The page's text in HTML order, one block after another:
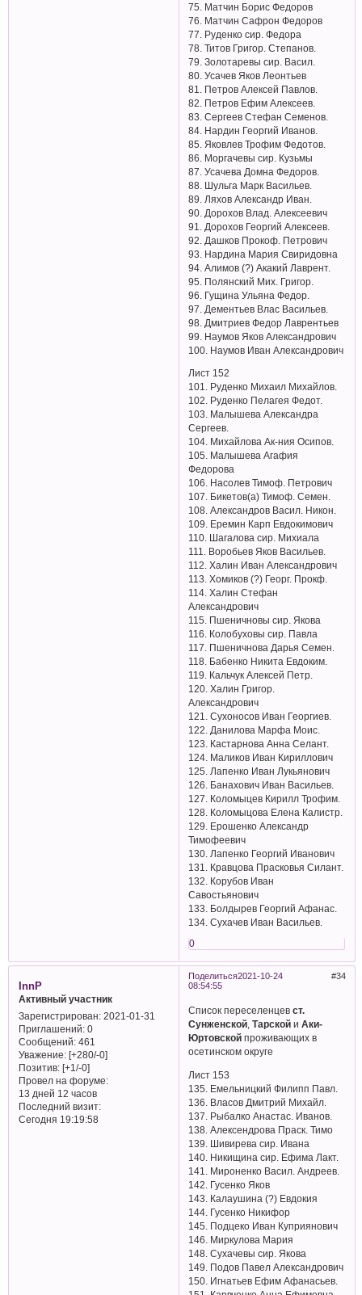
75. Матчин Борис Федоров
76. Матчин Сафрон Федоров
77. Руденко сир. Федора
78. Титов Григор. Степанов.
79. Золотаревы сир. Васил.
80. Усачев Яков Леонтьев
81. Петров Алексей Павлов.
82. Петров Ефим Алексеев.
83. Сергеев Стефан Семенов.
84. Нардин Георгий Иванов.
85. Яковлев Трофим Федотов.
86. Моргачевы сир. Кузьмы
87. Усачева Домна Федоров.
88. Шульга Марк Васильев.
89. Ляхов Александр Иван.
90. Дорохов Влад. Алексеевич
91. Дорохов Георгий Алексеев.
92. Дашков Прокоф. Петрович
93. Нардина Мария Свиридовна
94. Алимов (?) Акакий Лаврент.
95. Полянский Мих. Григор.
96. Гущина Ульяна Федор.
97. Дементьев Влас Васильев.
98. Дмитриев Федор Лаврентьев
99. Наумов Яков Александрович
100. Наумов Иван Александрович
Лист 152
101. Руденко Михаил Михайлов.
102. Руденко Пелагея Федот.
103. Малышева Александра
Сергеев.
104. Михайлова Ак-ния Осипов.
105. Малышева Агафия
Федорова
106. Насолев Тимоф. Петрович
107. Бикетов(а) Тимоф. Семен.
108. Александров Васил. Никон.
109. Еремин Карп Евдокимович
110. Шагалова сир. Михиала
111. Воробьев Яков Васильев.
112. Халин Иван Александрович
113. Хомиков (?) Георг. Прокф.
114. Халин Стефан
Александрович
115. Пшеничновы сир. Якова
116. Колобуховы сир. Павла
117. Пшеничнова Дарья Семен.
118. Бабенко Никита Евдоким.
119. Кальчук Алексей Петр.
120. Халин Григор.
Александрович
121. Сухоносов Иван Георгиев.
122. Данилова Марфа Моис.
123. Кастарнова Анна Селант.
124. Маликов Иван Кириллович
125. Лапенко Иван Лукьянович
126. Банахович Иван Васильев.
127. Коломыцев Кирилл Трофим.
128. Коломыцова Елена Калистр.
129. Ерошенко Александр
Тимофеевич
130. Лапенко Георгий Иванович
131. Кравцова Прасковья Силант.
132. Корубов Иван
Савостьянович
133. Болдырев Георгий Афанас.
134. Сухачев Иван Васильев.
0
Поделиться 34
2021-10-24
08:54:55
InnP
Активный участник
Зарегистрирован: 2021-01-31
Приглашений:0
Сообщений:461
Уважение: [+280/-0]
Позитив: [+1/-0]
Провел на форуме:
13 дней 12 часов
Последний визит:
Сегодня 19:19:58
Список переселенцевст.
Сунженской ,ТарскойиАки-
Юртовской проживающих в
осетинском округе
Лист 153
135. Емельницкий Филипп Павл.
136. Власов Дмитрий Михайл.
137. Рыбалко Анастас. Иванов.
138. Алексендрова Праск. Тимо
139. Шивирева сир. Ивана
140. Никищина сир. Ефима Лакт.
141. Мироненко Васил. Андреев.
142. Гусенко Яков
143. Калаушина (?) Евдокия
144. Гусенко Никифор
145. Подцеко Иван Куприянович
146. Миркулова Мария
148. Сухачевы сир. Якова
149. Подов Павел Александрович
150. Игнатьев Ефим Афанасьев.